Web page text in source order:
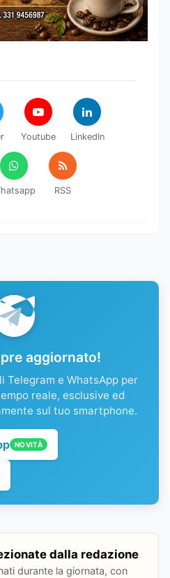
Youtube LinkedIn
RSS
aggiornato!
Telegram e WhatsApp per
reale, esclusive ed
sul tuo smartphone.
NOVITÀ
dalla redazione
durante la giornata, con